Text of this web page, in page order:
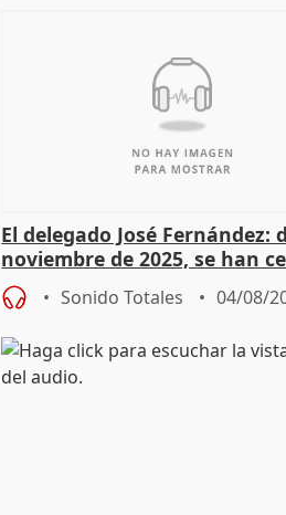
El delegado José Fernández:
noviembre de 2025, se han
9.810 ayudas por nacimiento
Sonido Totales 04/08/